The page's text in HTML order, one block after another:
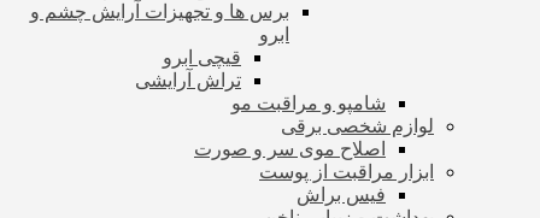
برس ها و تجهیزات آرایش چشم و
ابرو
قیچی ابرو
تراش آرایشی
شامپو و مراقبت مو
لوازم شخصی برقی
اصلاح موی سر و صورت
ابزار مراقبت از پوست
فیس براش